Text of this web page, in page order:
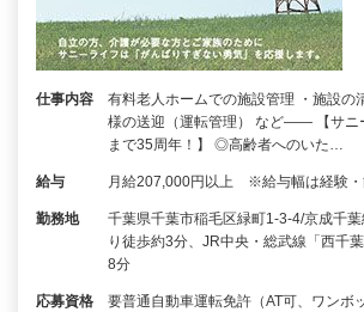
仕事内容
有料老人ホームでの施設管理 ・施設の
様の送迎（運転管理） など―― 【サニ
まで35周年！】 ◎高齢者へのいた…
給与 月給207,000円以上 ※給与幅は経験・
勤務地
千葉県千葉市稲毛区緑町1-3-4/京成千
り徒歩約3分、JR中央・総武線「西千
8分
応募資格
要普通自動車運転免許（AT可、ワンボ